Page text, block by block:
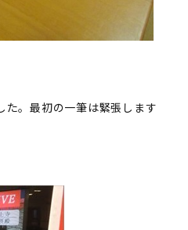
た。最初の一筆は緊張します